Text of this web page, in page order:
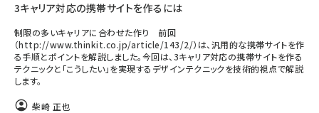
3キャリア対応の携帯サイトを作るには
制限の多いキャリアに合わせた作り 前回
（http://www.thinkit.co.jp/article/143/2/）は、汎用的な携帯サイトを作
る手順とポイントを解説しました。今回は、3キャリア対応の携帯サイトを作る
テクニックと「こうしたい」を実現するデザインテクニックを技術的視点で解説
します。
柴崎 正也